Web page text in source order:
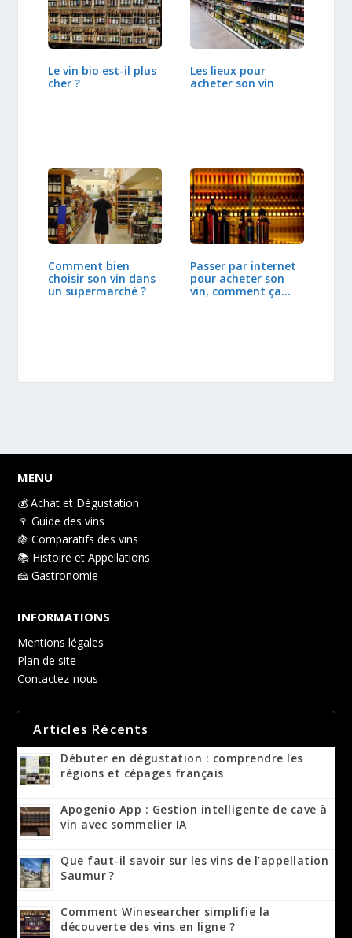
Le vin bio est-il plus
cher ?
Les lieux pour
acheter son vin
Comment bien
choisir son vin dans
un supermarché ?
Passer par internet
pour acheter son
vin, comment ça…
MENU
💰 Achat et Dégustation
🍷 Guide des vins
🍇 Comparatifs des vins
📚 Histoire et Appellations
🧀 Gastronomie
INFORMATIONS
Mentions légales
Plan de site
Contactez-nous
Articles Récents
Débuter en dégustation : comprendre les
régions et cépages français
Apogenio App : Gestion intelligente de cave à
vin avec sommelier IA
Que faut-il savoir sur les vins de l’appellation
Saumur ?
Comment Winesearcher simplifie la
découverte des vins en ligne ?